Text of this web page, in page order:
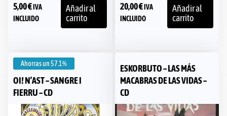
5,00€ IVA
INCLUIDO
Añadir al
carrito
20,00€ IVA
INCLUIDO
Añadir al
carrito
Ahorras un57.1%
OI! N’AST – SANGRE I
FIERRU – CD
ESKORBUTO – LAS MÁS
MACABRAS DE LAS VIDAS –
CD